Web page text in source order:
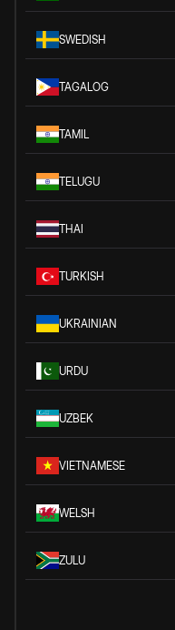
SWEDISH
TAGALOG
TAMIL
TELUGU
THAI
TURKISH
UKRAINIAN
URDU
UZBEK
VIETNAMESE
WELSH
ZULU